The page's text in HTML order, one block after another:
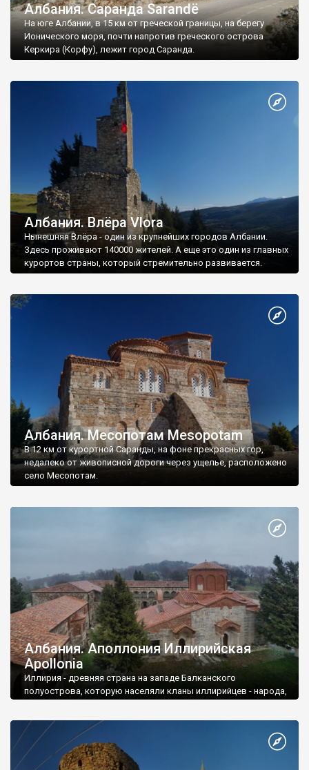
Албания. Саранда Sarandë
На юге Албании, в 15 км от греческой границы, на берегу
Ионического моря, почти напротив греческого острова
Керкира (Корфу), лежит город Саранда.
Албания. Влёра Vlora
Нынешняя Влёра - один из крупнейших городов Албании.
Здесь проживают 140000 жителей. А еще это один из главных
курортов страны, который стремительно развивается.
Албания. Месопотам Mesopotam
В 12 км от курортной Саранды, на фоне прекрасных гор,
недалеко от живописной дороги через ущелье, расположено
село Месопотам.
Албания. Аполлония Иллирийская
Apollonia
Иллирия - древняя страна на западе Балканского
полуострова, которую населяли кланы иллирийцев - народа,